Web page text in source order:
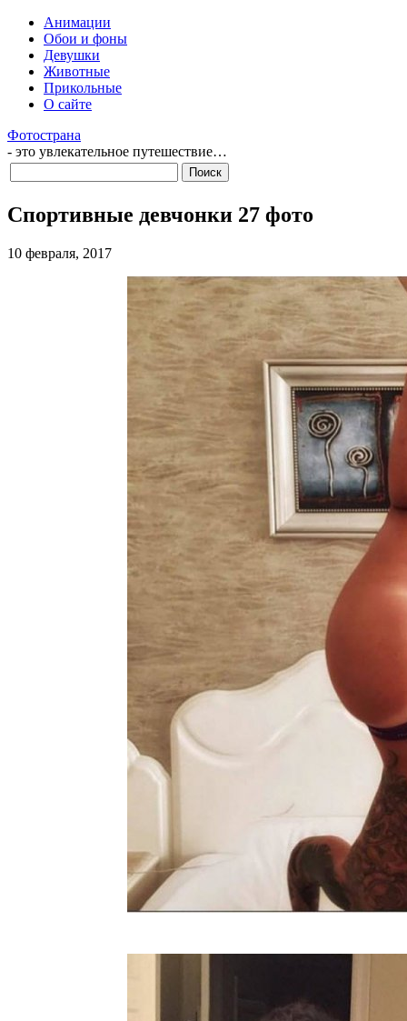
Анимации
Обои и фоны
Девушки
Животные
Прикольные
О сайте
Фотострана
- это увлекательное путешествие…
Спортивные девчонки 27 фото
10 февраля, 2017